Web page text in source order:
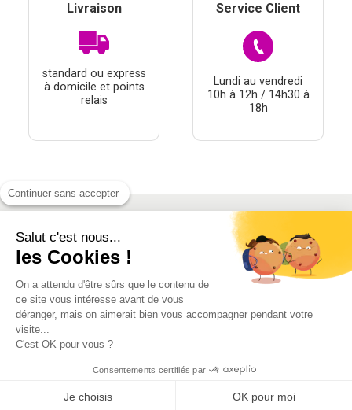
Livraison
standard ou express
à domicile et points
relais
Service Client
Lundi au vendredi
10h à 12h / 14h30 à
18h
À PROPOS
THÉMATIQUES
À DÉCOUVRIR
MON COMPTE
Conditions générales de vente Mentions Légales
Continuer sans accepter
Salut c'est nous...
les Cookies !
On a attendu d'être sûrs que le contenu de
ce site vous intéresse avant de vous
déranger, mais on aimerait bien vous accompagner pendant votre
visite...
C'est OK pour vous ?
Consentements certifiés par
Je choisis OK pour moi